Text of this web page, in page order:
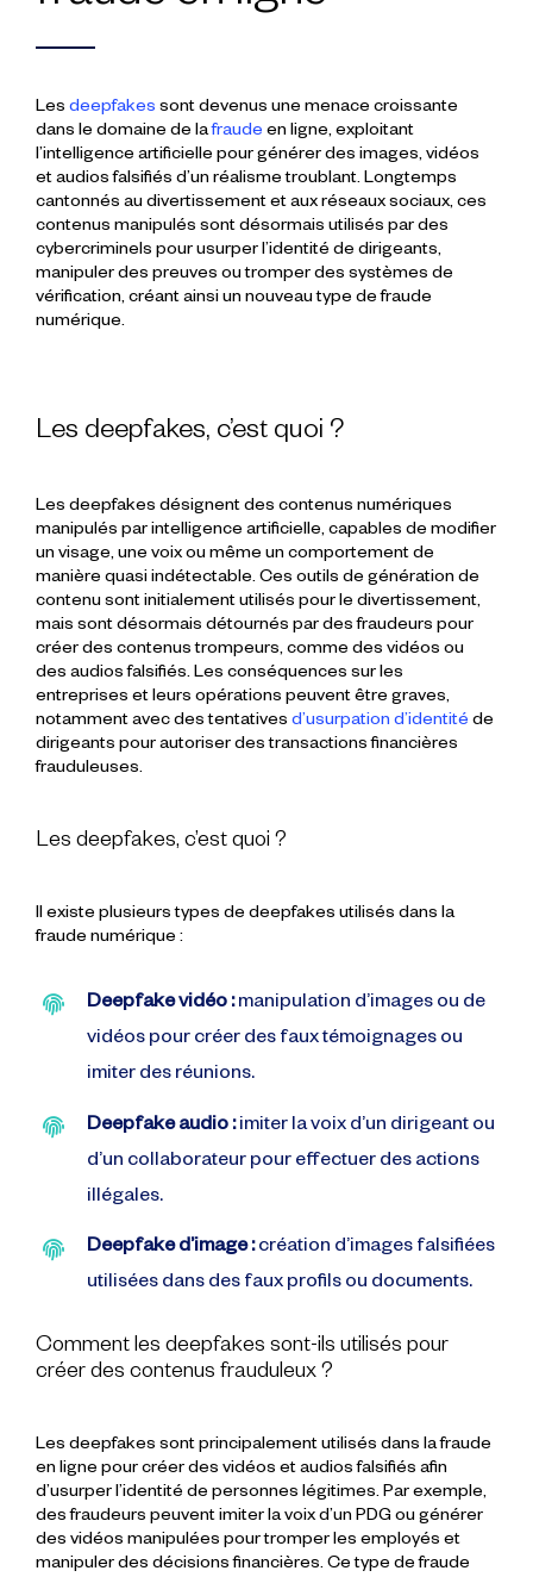
Les deepfakes sont devenus une menace croissante
dans le domaine de lafraude en ligne, exploitant
l’intelligence artificielle pour générer des images, vidéos
et audios falsifiés d’un réalisme troublant. Longtemps
cantonnés au divertissement et aux réseaux sociaux, ces
contenus manipulés sont désormais utilisés par des
cybercriminels pour usurper l’identité de dirigeants,
manipuler des preuves ou tromper des systèmes de
vérification, créant ainsi un nouveau type de fraude
numérique.
Les deepfakes, c’est quoi ?
Les deepfakes désignent des contenus numériques
manipulés par intelligence artificielle, capables de modifier
un visage, une voix ou même un comportement de
manière quasi indétectable. Ces outils de génération de
contenu sont initialement utilisés pour le divertissement,
mais sont désormais détournés par des fraudeurs pour
créer des contenus trompeurs, comme des vidéos ou
des audios falsifiés. Les conséquences sur les
entreprises et leurs opérations peuvent être graves,
notamment avec des tentatives d’usurpation d’identité de
dirigeants pour autoriser des transactions financières
frauduleuses.
Les deepfakes, c’est quoi ?
Il existe plusieurs types de deepfakes utilisés dans la
fraude numérique :
Deepfake vidéo :manipulation d’images ou de
vidéos pour créer des faux témoignages ou
imiter des réunions.
Deepfake audio :imiter la voix d’un dirigeant ou
d’un collaborateur pour effectuer des actions
illégales.
Deepfake d’image :création d’images falsifiées
utilisées dans des faux profils ou documents.
Comment les deepfakes sont-ils utilisés pour
créer des contenus frauduleux ?
Les deepfakes sont principalement utilisés dans la fraude
en ligne pour créer des vidéos et audios falsifiés afin
d’usurper l’identité de personnes légitimes. Par exemple,
des fraudeurs peuvent imiter la voix d’un PDG ou générer
des vidéos manipulées pour tromper les employés et
manipuler des décisions financières. Ce type de fraude